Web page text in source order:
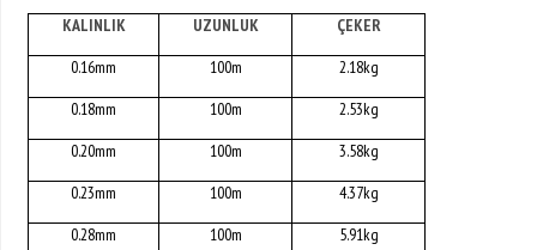
KALINLIK UZUNLUK
ÇEKER
0.16mm
100m
2.18kg
0.18mm
100m
2.53kg
0.20mm
100m
3.58kg
0.23mm
100m
4.37kg
0.28mm
100m
5.91kg